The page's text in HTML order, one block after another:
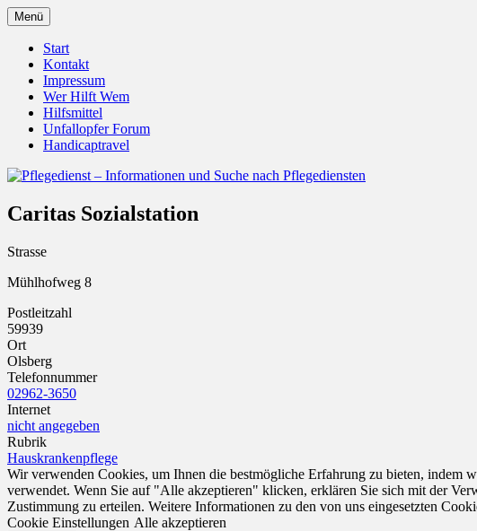
Zum
Inhalt
springen
Pflegedienst – Informationen und
Menü
Start
Kontakt
Impressum
Wer Hilft Wem
Hilfsmittel
Unfallopfer Forum
Handicaptravel
Caritas Sozialstation
Strasse
Mühlhofweg 8
Postleitzahl
59939
Ort
Olsberg
Telefonnummer
02962-3650
Internet
nicht angegeben
Rubrik
Hauskrankenpflege
Wir verwenden Cookies, um Ihnen die bestmögliche Erfahrung zu bieten, indem
verwendet. Wenn Sie auf "Alle akzeptieren" klicken, erklären Sie sich mit der
Zustimmung zu erteilen. Weitere Informationen zu den von uns eingesetzten
Cookie Einstellungen Alle akzeptieren